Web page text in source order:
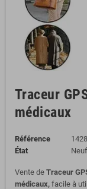
Traceur
médicaux
Référence
État
Neuf
Vente de Traceur
médicaux, facile à